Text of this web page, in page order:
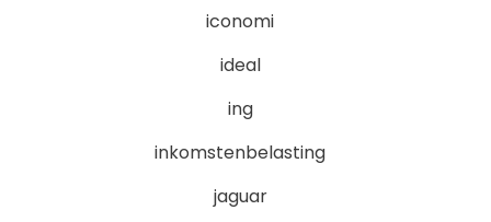
iconomi
ideal
ing
inkomstenbelasting
jaguar